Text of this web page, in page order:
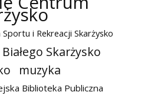
i Rekreacji Skarżysko
Skarżysko
muzyka
Biblioteka Publiczna